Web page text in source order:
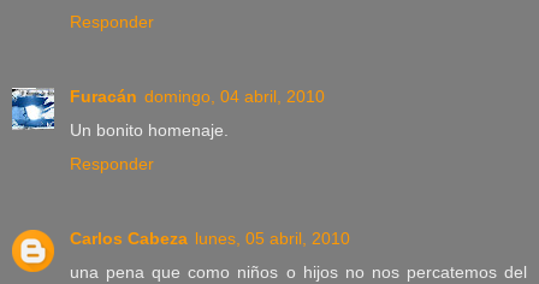
Responder
Furacán domingo, 04 abril, 2010
Un bonito homenaje.
Responder
Carlos Cabeza lunes, 05 abril, 2010
una pena que como niños o hijos no nos percatemos del